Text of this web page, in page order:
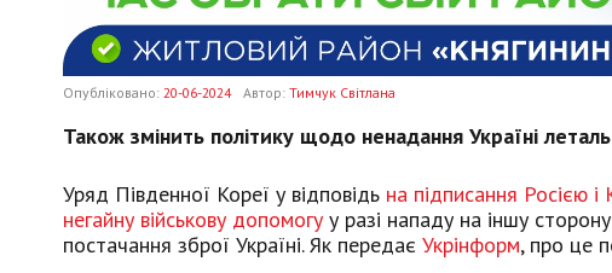
Опубліковано: 20-06-2024 Автор: Тимчук Світлана
Також змінить політику щодо ненадання Україні
Уряд Південної Кореї у відповідь на підписання Росією
негайну військову допомогу у разі нападу на іншу
постачання зброї Україні. Як передає Укрінформ, про це